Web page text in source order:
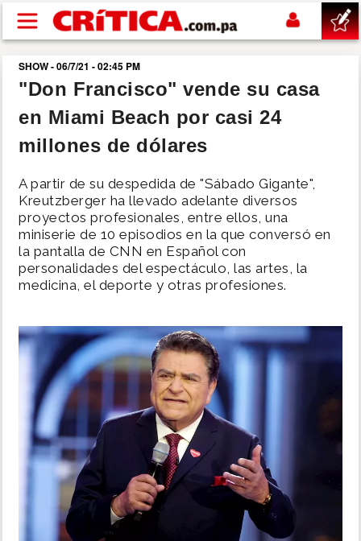
Pasar al contenido principal
buscar
SUCESOS
POLÍTICA
SHOW
MUNDO
INSÓLITAS
MULTIMEDIA
IMPRESO
SHOW - 06/7/21 - 02:45 PM
"Don Francisco" vende su casa
en Miami Beach por casi 24
millones de dólares
A partir de su despedida de "Sábado Gigante",
Kreutzberger ha llevado adelante diversos
proyectos profesionales, entre ellos, una
miniserie de 10 episodios en la que conversó en
la pantalla de CNN en Español con
personalidades del espectáculo, las artes, la
medicina, el deporte y otras profesiones.